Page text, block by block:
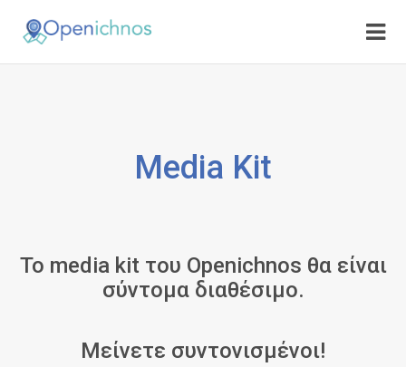
Media Kit
Το media kit του Openichnos θα είναι
σύντομα διαθέσιμο.
Μείνετε συντονισμένοι!